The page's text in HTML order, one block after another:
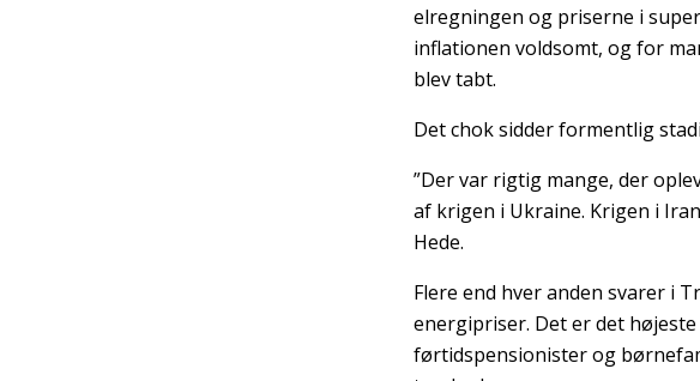
elregningen og priserne i
inflationen voldsomt, og for
blev tabt.
Det chok sidder formentlig
”Der var rigtig mange, der
af krigen i Ukraine. Krigen i
Hede.
Flere end hver anden svarer i
energipriser. Det er det
førtidspensionister og